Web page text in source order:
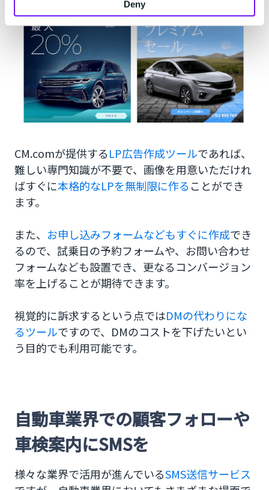
Deny
CM.comが提供するLP広告作成ツールであれば、
難しい専門知識が不要で、画像を用意いただけれ
ばすぐに本格的なLPを無制限に作る ことができ
ます。
また、 お申し込みフォームなどもすぐに作成でき
るので、試乗日の予約フォームや、お問い合わせ
フォームなども設置でき、更なるコンバージョン
率を上げることが期待できます。
視覚的に訴求するという点ではDMの代わりにな
るツールですので、DMのコストを下げたいとい
う目的でも利用可能です。
自動車業界での顧客フォローや
車検案内にSMSを
様々な業界で活用が進んでいるSMS送信サービス